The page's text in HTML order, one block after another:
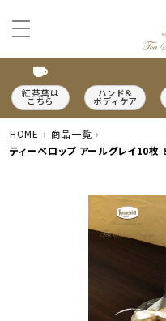
紅茶葉は
こちら
ハンド＆
ボディケア
ACCOUNT MENU
person
HOME
商品一覧
ティーベロップ アールグレイ10枚